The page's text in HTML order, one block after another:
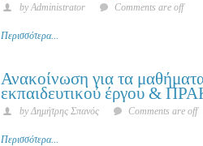
by Administrator Comments are off
Περισσότερα...
Ανακοίνωση για τα
εκπαιδευτικού έργου &
by Δημήτρης Σπανός Comments are off
Περισσότερα...